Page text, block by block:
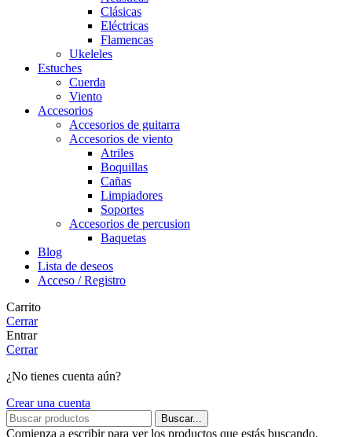
Clásicas
Eléctricas
Flamencas
Ukeleles
Estuches
Cuerda
Viento
Accesorios
Accesorios de guitarra
Accesorios de viento
Atriles
Boquillas
Cañas
Limpiadores
Soportes
Accesorios de percusion
Baquetas
Blog
Lista de deseos
Acceso / Registro
Carrito
Cerrar
Entrar
Cerrar
¿No tienes cuenta aún?
Crear una cuenta
Buscar...
Comienza a escribir para ver los productos que estás buscando.